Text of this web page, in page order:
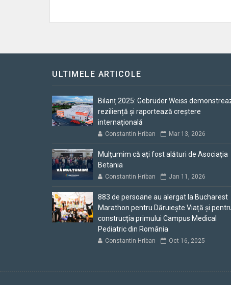
ULTIMELE ARTICOLE
Bilanț 2025: Gebrüder Weiss
reziliență și raportează creștere
internațională
Constantin Hriban Mar 13, 2026
Mulțumim că ați fost alături de Asociația
Betania
Constantin Hriban Jan 11, 2026
883 de persoane au alergat la Bucharest
Marathon pentru Dăruiește Viață și
construcția primului Campus Medical
Pediatric din România
Constantin Hriban Oct 16, 2025